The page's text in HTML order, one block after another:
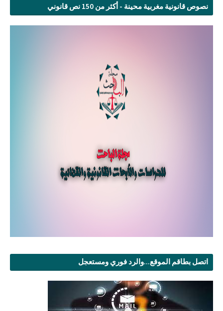
نصوص قانونية مغربية محينة - أكثر من 150 نص قانوني
اتصل بطاقم الموقع...والرد فوري ومستعجل